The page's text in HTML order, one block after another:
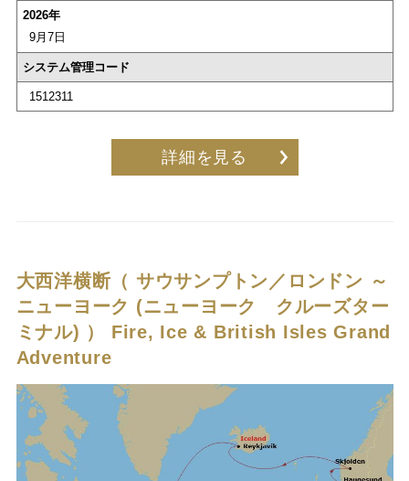
2026年
9月7日
システム管理コード
1512311
詳細を見る
大西洋横断（ サウサンプトン／ロンドン ～
ニューヨーク (ニューヨーク クルーズター
ミナル) ） Fire, Ice & British Isles Grand
Adventure